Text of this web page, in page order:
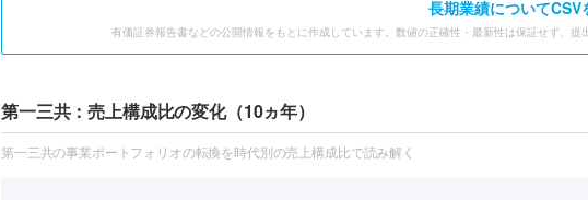
長期業績についてCSV
有価証券報告書などの公開情報をもとに作成しています。数値の正確性・最新性は保証せず、
第一三共：売上構成比の変化（10ヵ年）
第一三共の事業ポートフォリオの転換を時代別の売上構成比で読み解く